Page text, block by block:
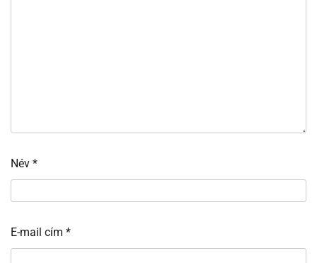
Név *
E-mail cím *